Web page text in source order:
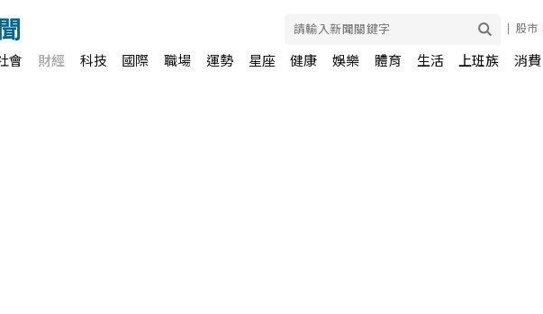
股市
會 財經 科技 國際 職場 運勢 星座 健康 娛樂 體育 生活 上班族 消費